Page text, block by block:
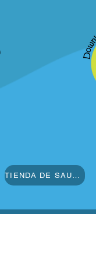
TIENDA DE SAUCE